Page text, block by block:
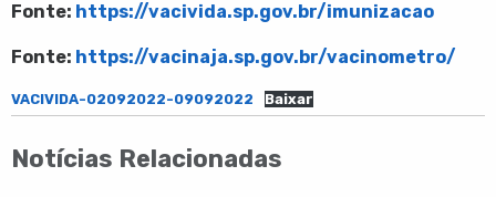
Fonte: https://vacivida.sp.gov.br/imunizacao
Fonte: https://vacinaja.sp.gov.br/vacinometro/
VACIVIDA-02092022-09092022 Baixar
Notícias Relacionadas